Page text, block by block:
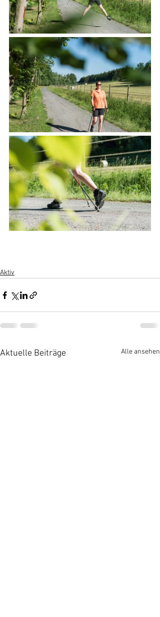
Aktiv
Aktuelle Beiträge Alle ansehen